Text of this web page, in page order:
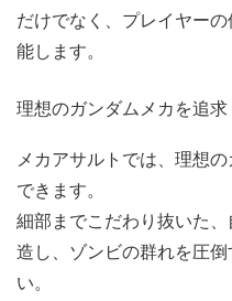
だけでなく、プレイヤー
能します。
理想のガンダムメカを追求
メカアサルトでは、理想
できます。
細部までこだわり抜いた
造し、ゾンビの群れを圧
い。